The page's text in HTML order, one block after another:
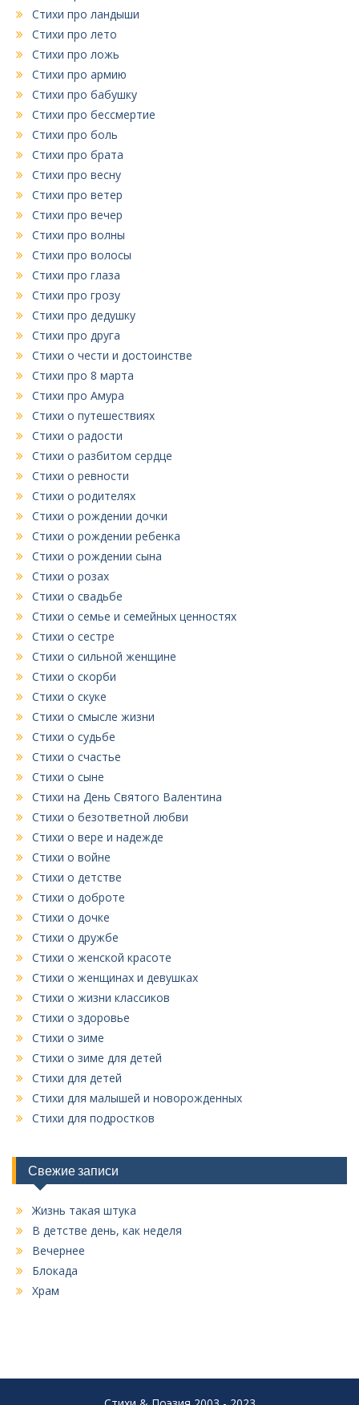
Стихи про ландыши
Стихи про лето
Стихи про ложь
Стихи про армию
Стихи про бабушку
Стихи про бессмертие
Стихи про боль
Стихи про брата
Стихи про весну
Стихи про ветер
Стихи про вечер
Стихи про волны
Стихи про волосы
Стихи про глаза
Стихи про грозу
Стихи про дедушку
Стихи про друга
Стихи о чести и достоинстве
Стихи про 8 марта
Стихи про Амура
Стихи о путешествиях
Стихи о радости
Стихи о разбитом сердце
Стихи о ревности
Стихи о родителях
Стихи о рождении дочки
Стихи о рождении ребенка
Стихи о рождении сына
Стихи о розах
Стихи о свадьбе
Стихи о семье и семейных ценностях
Стихи о сестре
Стихи о сильной женщине
Стихи о скорби
Стихи о скуке
Стихи о смысле жизни
Стихи о судьбе
Стихи о счастье
Стихи о сыне
Стихи на День Святого Валентина
Стихи о безответной любви
Стихи о вере и надежде
Стихи о войне
Стихи о детстве
Стихи о доброте
Стихи о дочке
Стихи о дружбе
Стихи о женской красоте
Стихи о женщинах и девушках
Стихи о жизни классиков
Стихи о здоровье
Стихи о зиме
Стихи о зиме для детей
Стихи для детей
Стихи для малышей и новорожденных
Стихи для подростков
Свежие записи
Жизнь такая штука
В детстве день, как неделя
Вечернее
Блокада
Храм